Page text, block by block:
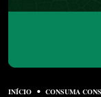
INÍCIO CONSUMA